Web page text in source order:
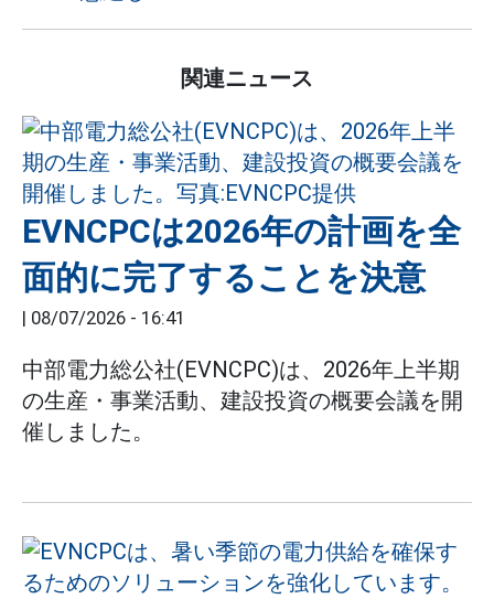
関連ニュース
EVNCPCは2026年の計画を全
面的に完了することを決意
| 08/07/2026 - 16:41
中部電力総公社(EVNCPC)は、2026年上半期
の生産・事業活動、建設投資の概要会議を開
催しました。